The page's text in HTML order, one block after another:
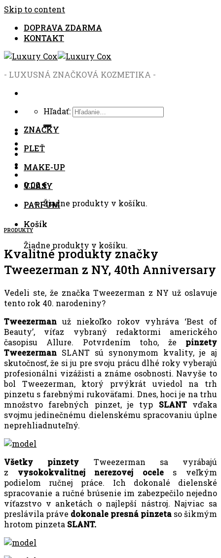
Skip to content
DOPRAVA ZDARMA
KONTAKT
- LUXUSNÁ ZNAČKOVÁ KOZMETIKA -
Hľadať:
0.00€
Žiadne produkty v košíku.
Košík
Žiadne produkty v košíku.
ZNAČKY
PLEŤ
MAKE-UP
VLASY
PARFUM
PRODUKTY
Kvalitné produkty značky
Tweezerman z NY, 40th Anniversary
Vedeli ste, že značka Tweezerman z NY už oslavuje
tento rok 40. narodeniny?
Tweezerman už niekoľko rokov vyhráva ‘Best of
Beauty’, víťaz vybraný redaktormi amerického
časopisu Allure. Potvrdením toho, že pinzety
Tweezerman SLANT sú synonymom kvality, je aj
skutočnosť, že si ju pre svoju prácu dlhé roky vyberajú
profesionálni vizážisti a známe osobnosti. Navyše to
bol Tweezerman, ktorý prvýkrát uviedol na trh
pinzetu s farebnými rukoväťami. Dnes, hoci je na trhu
množstvo farebných pinzet, je typ SLANTvďaka
svojmu jedinečnému dielenskému spracovaniu úplne
neprehliadnuteľný.
Všetky pinzety Tweezerman sa vyrábajú
z vysokokvalitnej nerezovej oceles veľkým
podielom ručnej práce. Ich dokonalé dielenské
spracovanie a ručné brúsenie im zabezpečilo nejedno
víťazstvo v anketách o najlepší nástroj. Najviac sa
preslávila práve dokonale presná pinzeta so šikmým
hrotom pinzeta SLANT.